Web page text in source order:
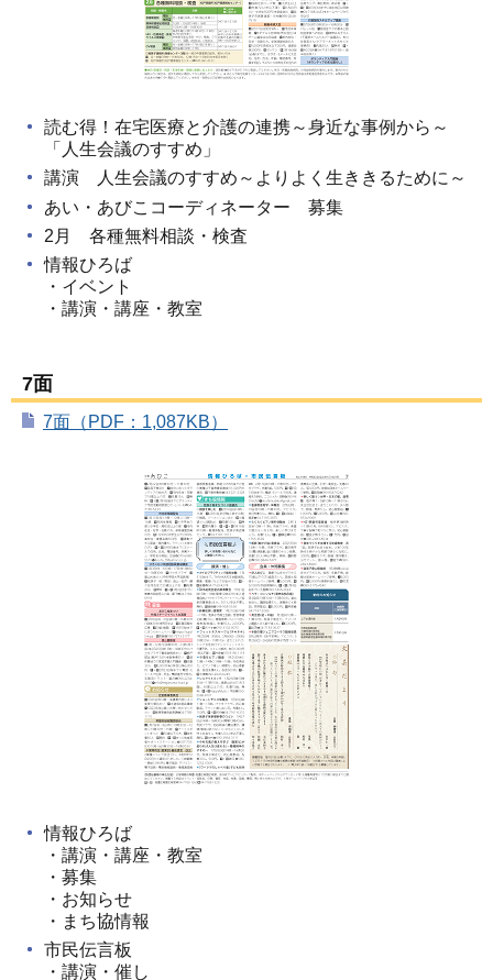
読む得！在宅医療と介護の連携～身近な事例から～
「人生会議のすすめ」
講演 人生会議のすすめ～よりよく生ききるために～
あい・あびこコーディネーター 募集
2月 各種無料相談・検査
情報ひろば
・イベント
・講演・講座・教室
7面
7面（PDF：1,087KB）
情報ひろば
・講演・講座・教室
・募集
・お知らせ
・まち協情報
市民伝言板
・講演・催し